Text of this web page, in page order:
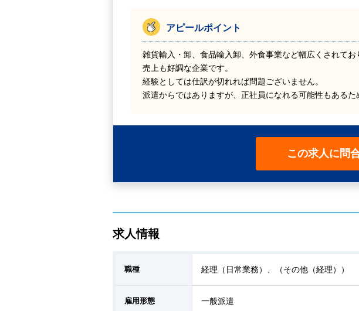
アピールポイント
雑貨輸入・卸、食品輸入卸、外食事業など幅広くされてお
売上も好調な企業です。
経験としては仕訳が切れれば問題ございません。
派遣からではありますが、正社員になれる可能性もあるた
この求人に問
求人情報
職種 経理（日常業務）、（その他（経理））
雇用形態 一般派遣